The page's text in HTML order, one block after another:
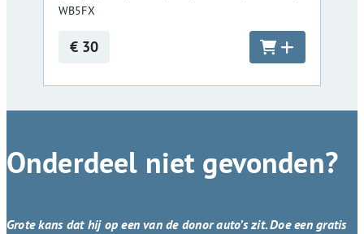
WB5FX
€ 30
Onderdeel niet gevonden?
Grote kans dat hij op een van de donor auto’s zit. Doe een gratis